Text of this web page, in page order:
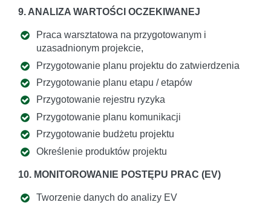
9. ANALIZA WARTOŚCI OCZEKIWANEJ
Praca warsztatowa na przygotowanym i
uzasadnionym projekcie,
Przygotowanie planu projektu do zatwierdzenia
Przygotowanie planu etapu / etapów
Przygotowanie rejestru ryzyka
Przygotowanie planu komunikacji
Przygotowanie budżetu projektu
Określenie produktów projektu
10. MONITOROWANIE POSTĘPU PRAC (EV)
Tworzenie danych do analizy EV